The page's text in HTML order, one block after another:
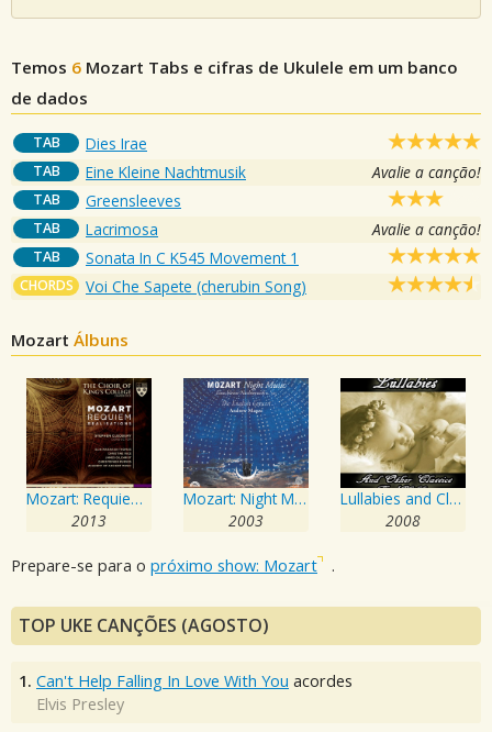
Temos 6 Mozart Tabs e cifras de Ukulele em um banco
de dados
TAB Dies Irae
TAB Eine Kleine Nachtmusik Avalie a canção!
TAB Greensleeves
TAB Lacrimosa Avalie a canção!
TAB Sonata In C K545 Movement 1
CHORDS Voi Che Sapete (cherubin Song)
Mozart Álbuns
Mozart: Requiem Realisations
2013
Mozart: Night Music
2003
Lullabies and Classical Songs for Children
2008
Prepare-se para o próximo show: Mozart .
TOP UKE CANÇÕES (AGOSTO)
1. Can't Help Falling In Love With You acordes
Elvis Presley